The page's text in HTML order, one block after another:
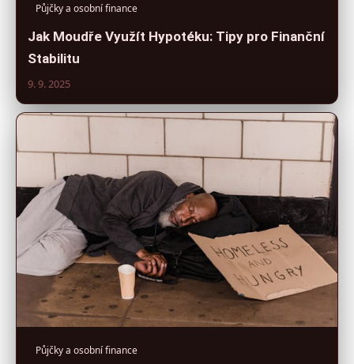
Půjčky a osobní finance
Jak Moudře Využít Hypotéku: Tipy pro Finanční
Stabilitu
9. 9. 2025
Půjčky a osobní finance